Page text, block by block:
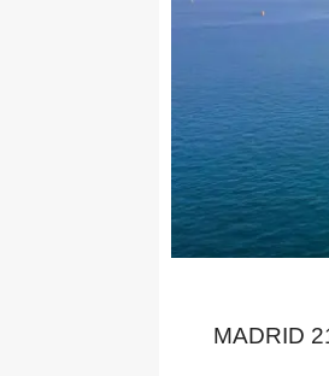
MADRID